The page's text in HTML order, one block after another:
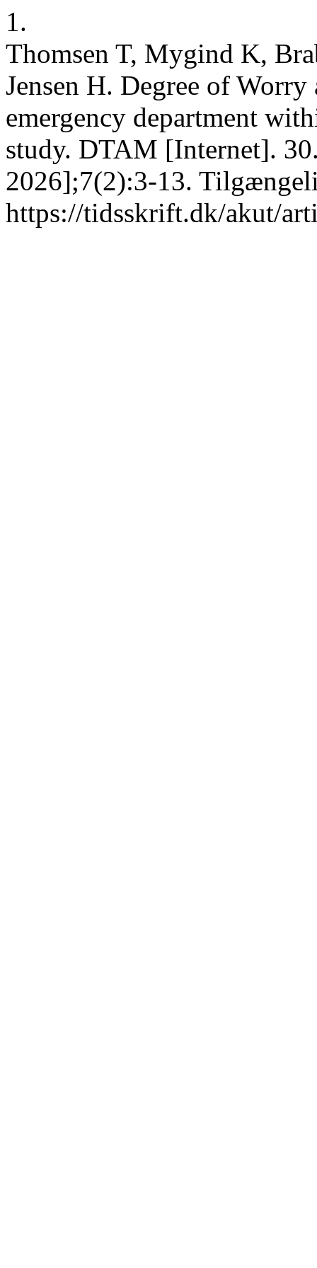
1.
Thomsen T, Mygind K,
Jensen H. Degree of
emergency department
study. DTAM [Internet].
2026];7(2):3-13.
https://tidsskrift.dk/akut/